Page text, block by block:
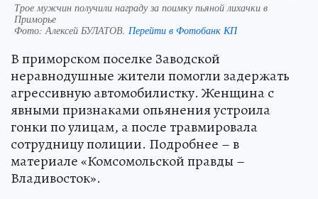
Трое мужчин получили награду за поимку пьяной лихачки в
Приморье
Фото:Алексей БУЛАТОВ. Перейти в Фотобанк КП
В приморском поселке Заводской
неравнодушные жители помогли задержать
агрессивную автомобилистку. Женщина с
явными признаками опьянения устроила
гонки по улицам, а после травмировала
сотрудницу полиции. Подробнее – в
материале «Комсомольской правды –
Владивосток».